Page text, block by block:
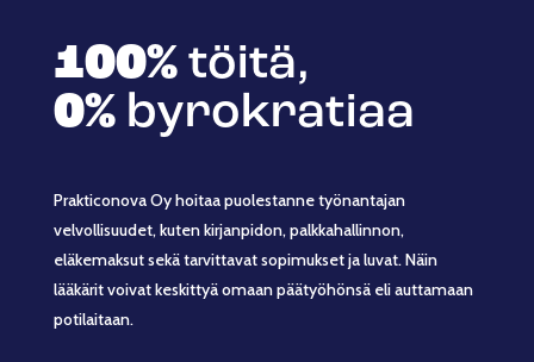
100%töitä,
0%byrokratiaa
Prakticonova Oy hoitaa puolestanne työnantajan
velvollisuudet, kuten kirjanpidon, palkkahallinnon,
eläkemaksut sekä tarvittavat sopimukset ja luvat. Näin
lääkärit voivat keskittyä omaan päätyöhönsä eli auttamaan
potilaitaan.